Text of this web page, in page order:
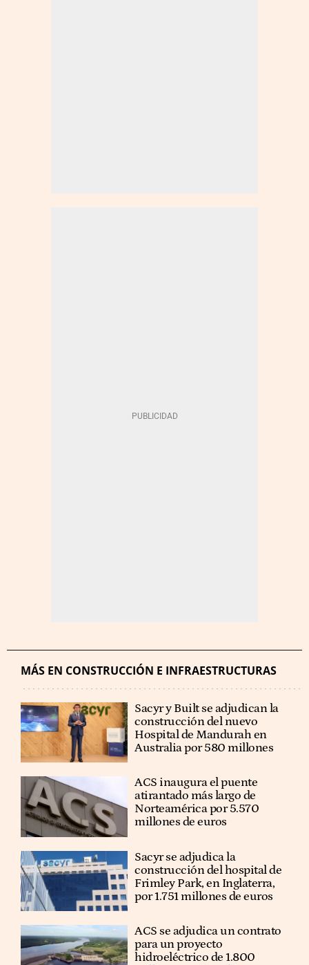
MÁS EN CONSTRUCCIÓN E INFRAESTRUCTURAS
Sacyr y Built se adjudican la
construcción del nuevo
Hospital de Mandurah en
Australia por 580 millones
ACS inaugura el puente
atirantado más largo de
Norteamérica por 5.570
millones de euros
Sacyr se adjudica la
construcción del hospital de
Frimley Park, en Inglaterra,
por 1.751 millones de euros
ACS se adjudica un contrato
para un proyecto
hidroeléctrico de 1.800